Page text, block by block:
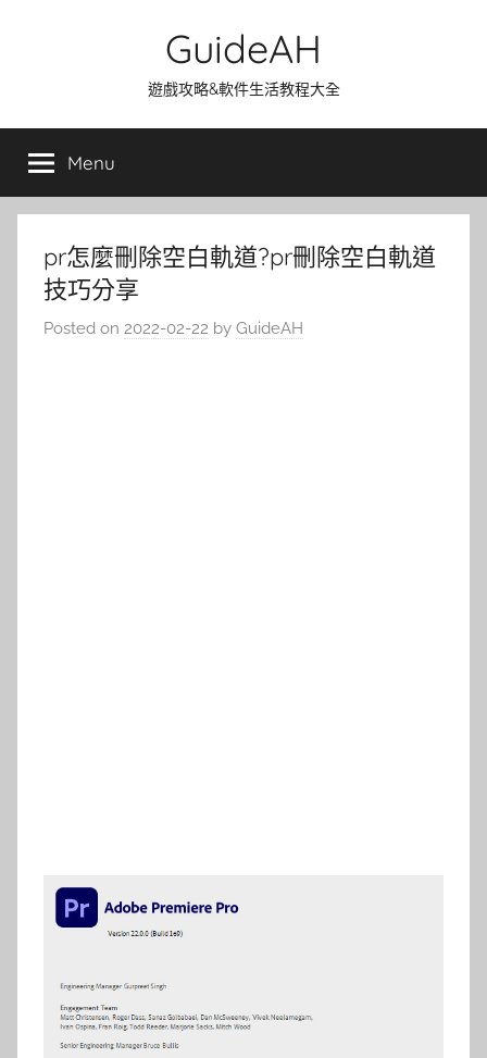
GuideAH
遊戲攻略&軟件生活教程大全
Menu
pr怎麼刪除空白軌道?pr刪除空白軌道
技巧分享
Posted on 2022-02-22 by GuideAH